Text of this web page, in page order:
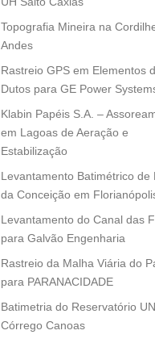
Topografia Mineira na
Andes
Rastreio GPS em Elementos
Dutos para GE Power
Klabin Papéis S.A. –
em Lagoas de Aeração e
Estabilização
Levantamento Batimétrico de
da Conceição em
Levantamento do Canal das
para Galvão Engenharia
Rastreio da Malha Viária do
para PARANACIDADE
Batimetria do Reservatório
Córrego Canoas